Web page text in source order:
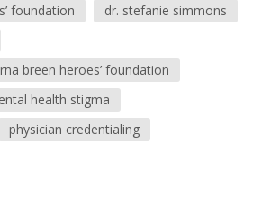
foundation
dr. stefanie simmons
breen heroes’ foundation
health stigma
physician credentialing